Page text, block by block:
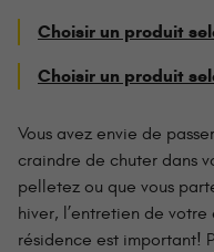
Choisir un produit
Choisir un produit
Vous avez envie de
craindre de chuter dans
pelletez ou que vous
hiver, l’entretien de
résidence est important!